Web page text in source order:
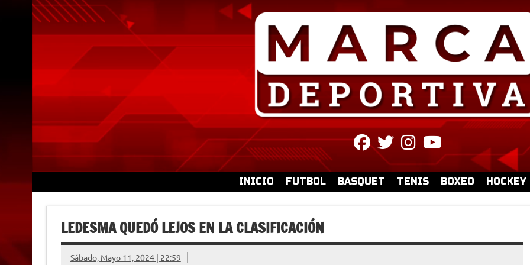
fab
fa-
facebook
fab
fa-
twitter
fab
fa-
instagram
fa-
youtube
INICIO FUTBOL BASQUET TENIS BOXEO HOCKEY
LEDESMA QUEDÓ LEJOS EN LA CLASIFICACIÓN
Sábado, Mayo 11, 2024 | 22:59